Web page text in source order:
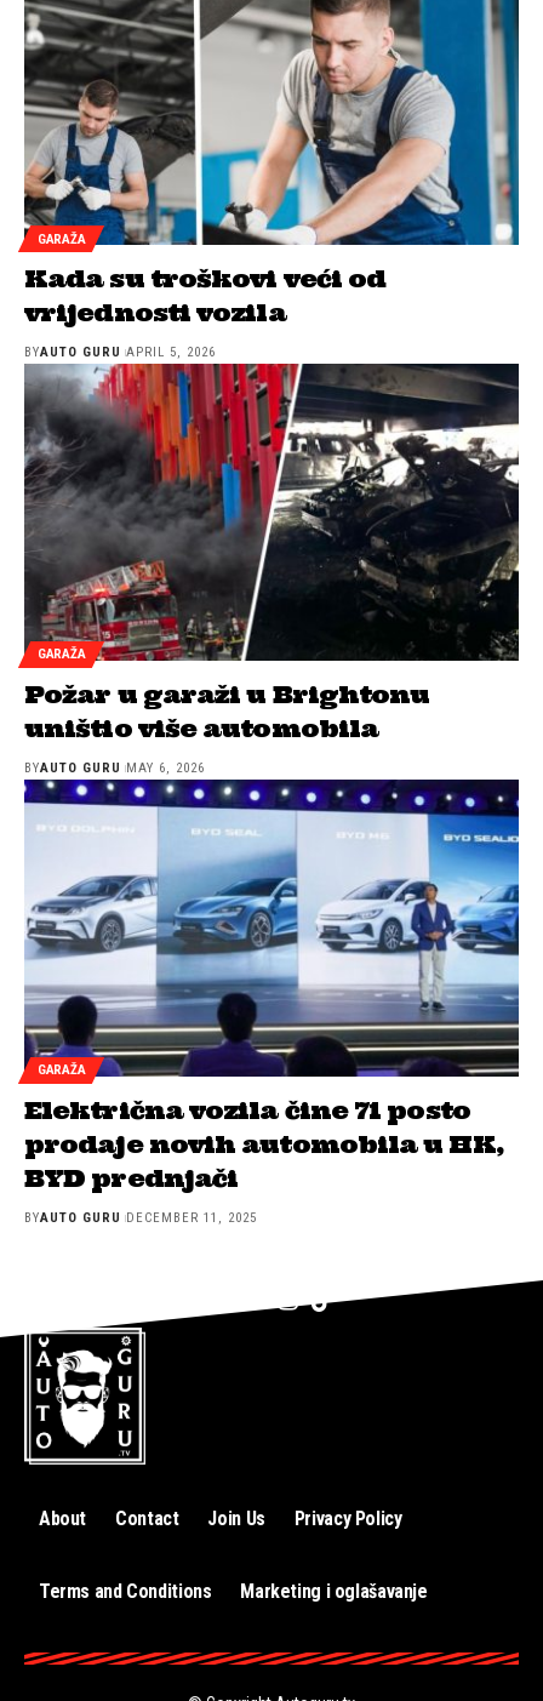
GARAŽA
Kada su troškovi veći od
vrijednosti vozila
BYAUTO GURU APRIL 5, 2026
GARAŽA
Požar u garaži u Brightonu
uništio više automobila
BYAUTO GURU MAY 6, 2026
GARAŽA
Električna vozila čine 71 posto
prodaje novih automobila u HK,
BYD prednjači
BYAUTO GURU DECEMBER 11, 2025
About Contact Join Us Privacy Policy
Terms and Conditions Marketing i oglašavanje